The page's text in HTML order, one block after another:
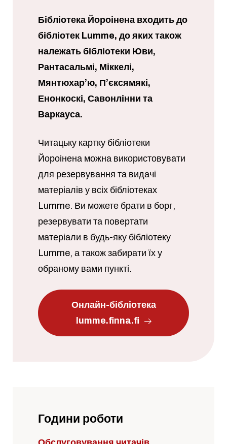
Бібліотека Йороінена входить до
бібліотек Lumme, до яких також
належать бібліотеки Юви,
Рантасальмі, Міккелі,
Мянтюхар’ю, П’єксямякі,
Енонкоскі, Савонлінни та
Варкауса.
Читацьку картку бібліотеки
Йороінена можна використовувати
для резервування та видачі
матеріалів у всіх бібліотеках
Lumme. Ви можете брати в борг,
резервувати та повертати
матеріали в будь-яку бібліотеку
Lumme, а також забирати їх у
обраному вами пункті.
Онлайн-бібліотека
lumme.finna.fi
Години роботи